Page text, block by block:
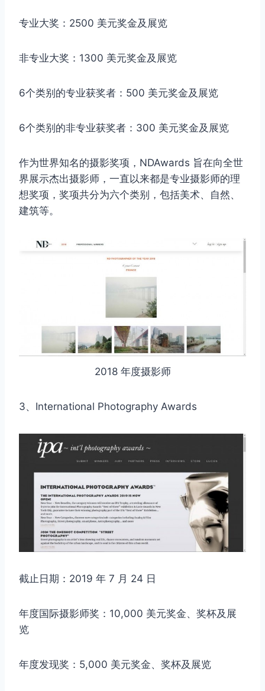
专业大奖：2500 美元奖金及展览
非专业大奖：1300 美元奖金及展览
6个类别的专业获奖者：500 美元奖金及展览
6个类别的非专业获奖者：300 美元奖金及展览
作为世界知名的摄影奖项，NDAwards 旨在向全世
界展示杰出摄影师，一直以来都是专业摄影师的理
想奖项，奖项共分为六个类别，包括美术、自然、
建筑等。
2018 年度摄影师
3、International Photography Awards
截止日期：2019 年 7 月 24 日
年度国际摄影师奖：10,000 美元奖金、奖杯及展
览
年度发现奖：5,000 美元奖金、奖杯及展览